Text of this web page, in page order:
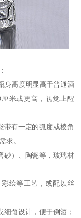
身高度明显高于普通酒
米或更高，视觉上醒
带有一定的弧度或棱角
求。
砂）、陶瓷等，玻璃材
绘等工艺，或配以丝
颈设计，便于倒酒；